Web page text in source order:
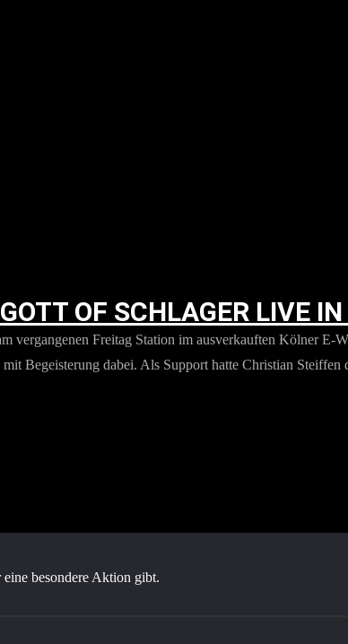
OF SCHLAGER LIVE
vergangenen Freitag Station im ausverkauften Kölner
Begeisterung dabei. Als Support hatte Christian
besondere Aktion gibt.